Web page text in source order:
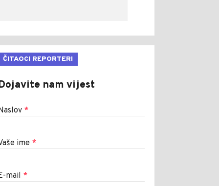
ČITAOCI REPORTERI
nam vijest
*
ime *
mail *